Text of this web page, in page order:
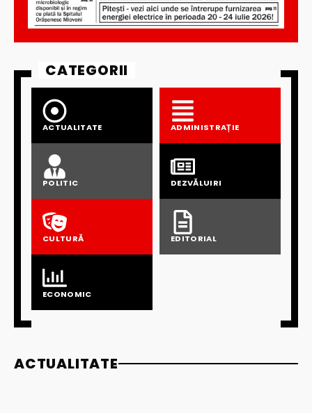
CATEGORII
ACTUALITATE ADMINISTRAȚIE
POLITIC DEZVĂLUIRI
CULTURĂ EDITORIAL
ECONOMIC
ACTUALITATE